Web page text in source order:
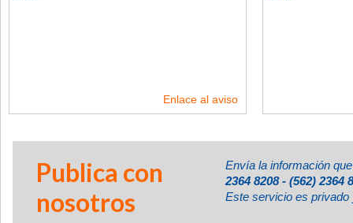
Enlace al aviso
Publica con
nosotros
Envía la información
2364 8208 - (562) 2364
Este servicio es privado